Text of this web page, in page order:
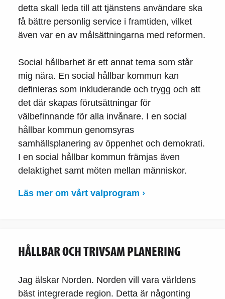
detta skall leda till att tjänstens användare ska
få bättre personlig service i framtiden, vilket
även var en av målsättningarna med reformen.
Social hållbarhet är ett annat tema som står
mig nära. En social hållbar kommun kan
definieras som inkluderande och trygg och att
det där skapas förutsättningar för
välbefinnande för alla invånare. I en social
hållbar kommun genomsyras
samhällsplanering av öppenhet och demokrati.
I en social hållbar kommun främjas även
delaktighet samt möten mellan människor.
Läs mer om vårt valprogram ›
HÅLLBAR OCH TRIVSAM PLANERING
Jag älskar Norden. Norden vill vara världens
bäst integrerade region. Detta är någonting